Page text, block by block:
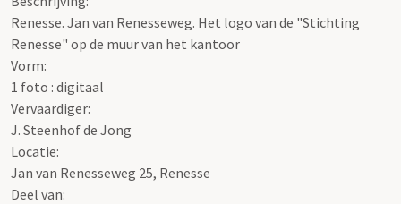
Renesse. Jan van Renesseweg. Het logo van de "Stichting
Renesse" op de muur van het kantoor
Vorm:
1 foto : digitaal
Vervaardiger:
J. Steenhof de Jong
Locatie:
Jan van Renesseweg 25, Renesse
Deel van: